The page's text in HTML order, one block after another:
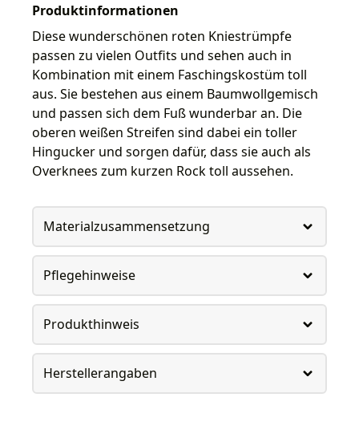
Produktinformationen
Diese wunderschönen roten Kniestrümpfe
passen zu vielen Outfits und sehen auch in
Kombination mit einem Faschingskostüm toll
aus. Sie bestehen aus einem Baumwollgemisch
und passen sich dem Fuß wunderbar an. Die
oberen weißen Streifen sind dabei ein toller
Hingucker und sorgen dafür, dass sie auch als
Overknees zum kurzen Rock toll aussehen.
Materialzusammensetzung
Pflegehinweise
Produkthinweis
Herstellerangaben